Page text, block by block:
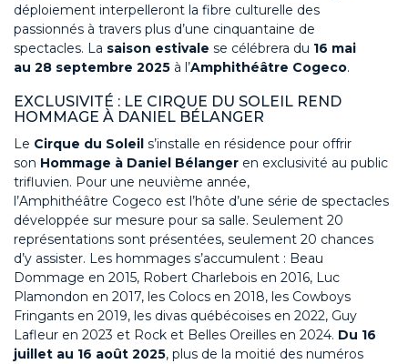
déploiement interpelleront la fibre culturelle des
passionnés à travers plus d’une cinquantaine de
spectacles. La saison estivale se célébrera du 16 mai
au 28 septembre 2025 à l’Amphithéâtre Cogeco.
EXCLUSIVITÉ : LE CIRQUE DU SOLEIL REND
HOMMAGE À DANIEL BÉLANGER
Le Cirque du Soleil s’installe en résidence pour offrir
son Hommage à Daniel Bélanger en exclusivité au public
trifluvien. Pour une neuvième année,
l’Amphithéâtre Cogeco est l’hôte d’une série de spectacles
développée sur mesure pour sa salle. Seulement 20
représentations sont présentées, seulement 20 chances
d’y assister. Les hommages s’accumulent : Beau
Dommage en 2015, Robert Charlebois en 2016, Luc
Plamondon en 2017, les Colocs en 2018, les Cowboys
Fringants en 2019, les divas québécoises en 2022, Guy
Lafleur en 2023 et Rock et Belles Oreilles en 2024. Du 16
juillet au 16 août 2025, plus de la moitié des numéros